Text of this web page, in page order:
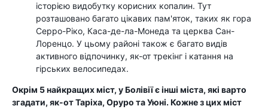
історією видобутку корисних копалин. Тут
розташовано багато цікавих пам'яток, таких як гора
Серро-Ріко, Каса-де-ла-Монеда та церква Сан-
Лоренцо. У цьому районі також є багато видів
активного відпочинку, як-от трекінг і катання на
гірських велосипедах.
Окрім 5 найкращих міст, у Болівії є інші міста, які варто
згадати, як-от Таріха, Оруро та Уюні. Кожне з цих міст